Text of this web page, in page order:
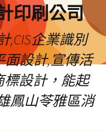
印刷公司
,CIS企業識別
面設計,宣傳活
標設計，能起
鳳山苓雅區消